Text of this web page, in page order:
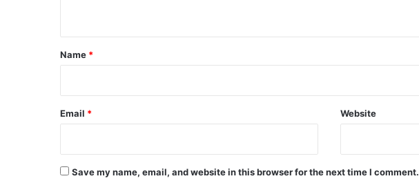
*
Name *
Email * Website
Save my name, email, and website in this browser for the next time I comment.